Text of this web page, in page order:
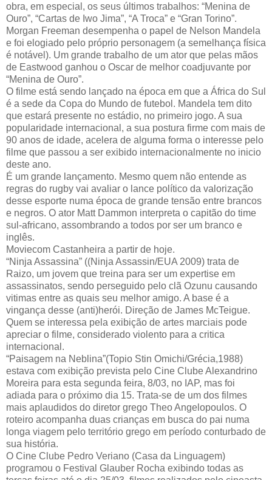
obra, em especial, os seus últimos trabalhos: “Menina de
Ouro”, “Cartas de Iwo Jima”, “A Troca” e “Gran Torino”.
Morgan Freeman desempenha o papel de Nelson Mandela
e foi elogiado pelo próprio personagem (a semelhança física
é notável). Um grande trabalho de um ator que pelas mãos
de Eastwood ganhou o Oscar de melhor coadjuvante por
“Menina de Ouro”.
O filme está sendo lançado na época em que a África do Sul
é a sede da Copa do Mundo de futebol. Mandela tem dito
que estará presente no estádio, no primeiro jogo. A sua
popularidade internacional, a sua postura firme com mais de
90 anos de idade, acelera de alguma forma o interesse pelo
filme que passou a ser exibido internacionalmente no inicio
deste ano.
É um grande lançamento. Mesmo quem não entende as
regras do rugby vai avaliar o lance político da valorização
desse esporte numa época de grande tensão entre brancos
e negros. O ator Matt Dammon interpreta o capitão do time
sul-africano, assombrando a todos por ser um branco e
inglês.
Moviecom Castanheira a partir de hoje.
“Ninja Assassina” ((Ninja Assassin/EUA 2009) trata de
Raizo, um jovem que treina para ser um expertise em
assassinatos, sendo perseguido pelo clã Ozunu causando
vitimas entre as quais seu melhor amigo. A base é a
vingança desse (anti)herói. Direção de James McTeigue.
Quem se interessa pela exibição de artes marciais pode
apreciar o filme, considerado violento para a critica
internacional.
“Paisagem na Neblina”(Topio Stin Omichi/Grécia,1988)
estava com exibição prevista pelo Cine Clube Alexandrino
Moreira para esta segunda feira, 8/03, no IAP, mas foi
adiada para o próximo dia 15. Trata-se de um dos filmes
mais aplaudidos do diretor grego Theo Angelopoulos. O
roteiro acompanha duas crianças em busca do pai numa
longa viagem pelo território grego em período conturbado de
sua história.
O Cine Clube Pedro Veriano (Casa da Linguagem)
programou o Festival Glauber Rocha exibindo todas as